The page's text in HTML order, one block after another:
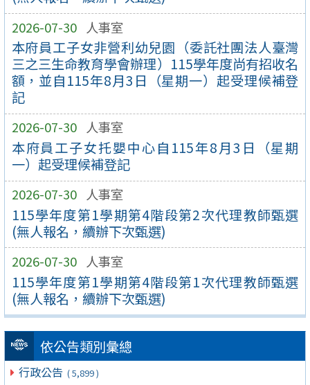
2026-07-30 人事室
本府員工子女非營利幼兒園（委託社團法人臺灣
三之三生命教育學會辦理）115學年度尚有招收名
額，並自115年8月3日（星期一）起受理候補登
記
2026-07-30 人事室
本府員工子女托嬰中心自115年8月3日（星期
一）起受理候補登記
2026-07-30 人事室
115學年度第1學期第4階段第2次代理教師甄選
(無人報名，續辦下次甄選)
2026-07-30 人事室
115學年度第1學期第4階段第1次代理教師甄選
(無人報名，續辦下次甄選)
依公告類別彙總
行政公告 ( 5,899 )